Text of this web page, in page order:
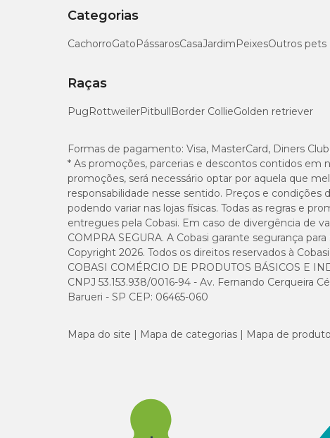
Categorias
CachorroGatoPássarosCasaJardimPeixesOutros pets
Raças
PugRottweilerPitbullBorder CollieGolden retriever
Formas de pagamento: Visa, MasterCard, Diners
* As promoções, parcerias e descontos contidos em
promoções, será necessário optar por aquela que
responsabilidade nesse sentido. Preços e
podendo variar nas lojas físicas. Todas as regras e
entregues pela Cobasi. Em caso de divergência de
COMPRA SEGURA. A Cobasi garante segurança
Copyright 2026. Todos os direitos reservados à Cobasi.
COBASI COMÉRCIO DE PRODUTOS BÁSICOS E
CNPJ 53.153.938/0016-94 - Av. Fernando Cerqueira
Barueri - SP CEP: 06465-060
Mapa do site Mapa de categorias Mapa de